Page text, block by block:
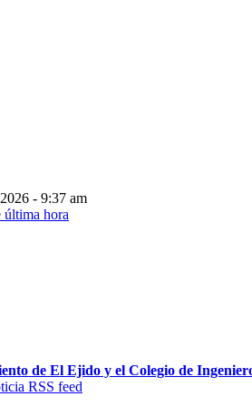
- 9:37 am
de El Ejido y el Colegio de